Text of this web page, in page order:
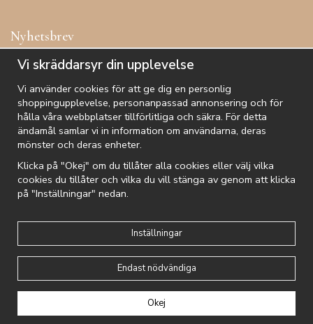
Nyhetsbrev
Få inspiration, förtur till kampanjer, specialerbjudanden och
De uppgifter du matar in kommer endast användas till våra nyhetsbrev.
Logga in
Om cookies Integritetspolicy
Drift & produktion:Wikinggruppen
Vi skräddarsyr din upplevelse
Vi använder cookies för att ge dig en personlig
shoppingupplevelse, personanpassad annonsering och för
hålla våra webbplatser tillförlitliga och säkra. För detta
ändamål samlar vi in information om användarna, deras
mönster och deras enheter.
Klicka på "Okej" om du tillåter alla cookies eller välj vilka
cookies du tillåter och vilka du vill stänga av genom att klicka
på "Inställningar" nedan.
Inställningar
Endast nödvändiga
Okej